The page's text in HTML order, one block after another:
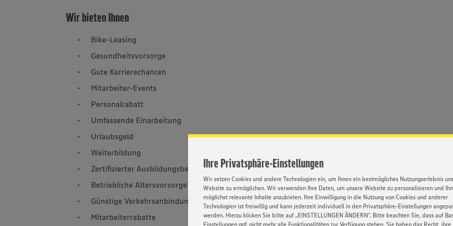
Ihre Privatsphäre-Einstellungen
Wir setzen Cookies und andere Technologien ein, um Ihnen ein bestmögliches Nutzungserlebnis
Website zu ermöglichen. Wir verwenden Ihre Daten, um unsere Website zu personalisieren und
möglichst relevante Inhalte anzubieten. Ihre Einwilligung in die Nutzung von Cookies und anderer
Technologien ist freiwillig und kann jederzeit individuell in den Privatsphäre-Einstellungen
werden. Hierzu klicken Sie bitte auf „EINSTELLUNGEN ÄNDERN”. Bitte beachten Sie, dass auf
Einstellungen ggf. nicht mehr alle Funktionalitäten zur Verfügung stehen. Sie haben das Recht, ihre
Wir bieten Ihnen
Bike-Leasing
Gesundheitsvorsorge
Gute Karrierechancen
Mitarbeiter-Events
Personalrabatt
Umfassende Einarbeitung
Urlaubsgeld
Weiterbildung
Zertifizierter Ausbildungsbetrieb
Betriebliche Altersvorsorge
Günstige Verkehrsanbindung
Mitarbeiterrabatte